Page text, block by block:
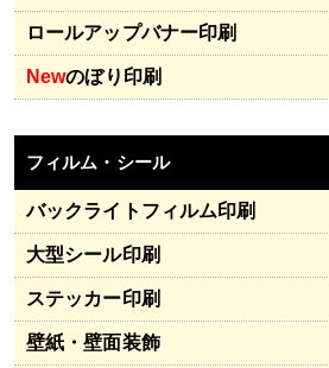
ロールアップバナー印刷
Newのぼり印刷
フィルム・シール
バックライトフィルム印刷
大型シール印刷
ステッカー印刷
壁紙・壁面装飾